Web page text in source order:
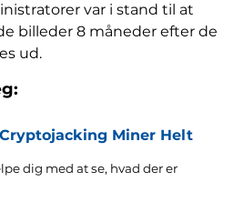
var i stand til at
billeder 8 måneder efter de
ud.
Miner Helt
dig med at se, hvad der er